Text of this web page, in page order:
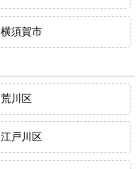
横須賀市
荒川区
江戸川区